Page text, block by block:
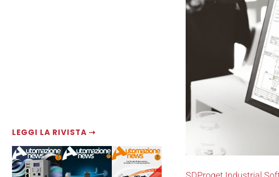
LEGGI LA RIVISTA ⇢